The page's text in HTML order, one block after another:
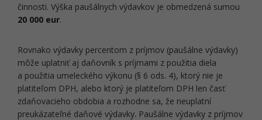
činnosti. Výška paušálnych výdavkov je obmedzená sumou
20 000 eur.
Rovnako výdavky percentom z príjmov (paušálne výdavky)
môže uplatniť aj daňovník s príjmami z použitia diela
a použitia umeleckého výkonu (§ 6 ods. 4), ktorý nie je
platiteľom DPH, alebo ktorý je platiteľom DPH len časť
zdaňovacieho obdobia a rozhodne sa, že neuplatní
preukázateľné daňové výdavky. Paušálne výdavky z príjmov